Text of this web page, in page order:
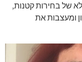
של בחירות קטנות,
ומעצבות את